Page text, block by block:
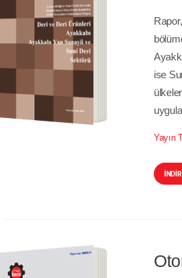
İNDİR
ise
Yayın
İNDİR